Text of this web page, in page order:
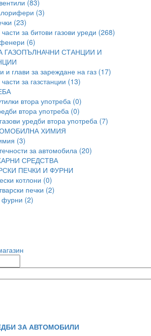
(83)
(3)
(23)
за битови газови уреди (268)
(6)
ГАЗОПЪЛНАЧНИ СТАНЦИИ И
и глави за зареждане на газ (17)
за газстанции (13)
втора употреба (0)
втора употреба (0)
уредби втора употреба (7)
ХИМИЯ
(3)
за автомобила (20)
СРЕДСТВА
ПЕЧКИ И ФУРНИ
котлони (0)
печки (2)
(2)
ЗА АВТОМОБИЛИ